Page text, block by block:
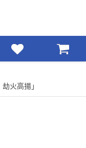
火高揚」